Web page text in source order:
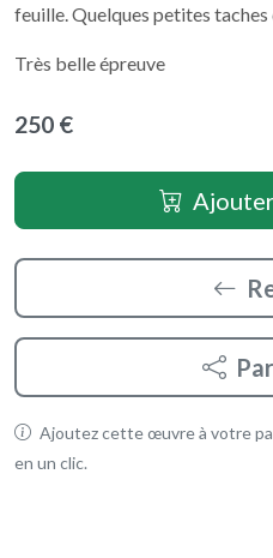
feuille. Quelques petites taches
Très belle épreuve
250 €
Ajoutez cette œuvre à votre
en un clic.